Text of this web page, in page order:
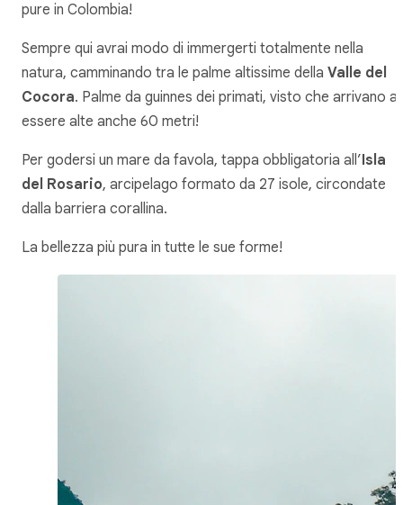
pure in Colombia!
Sempre qui avrai modo di immergerti totalmente nella
natura, camminando tra le palme altissime della Valle del
Cocora. Palme da guinnes dei primati, visto che arrivano
essere alte anche 60 metri!
Per godersi un mare da favola, tappa obbligatoria all’Isla
del Rosario, arcipelago formato da 27 isole, circondate
dalla barriera corallina.
La bellezza più pura in tutte le sue forme!